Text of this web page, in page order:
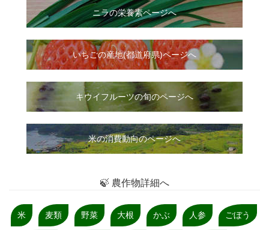
ニラの栄養素ページへ
いちごの産地(都道府県)ページへ
キウイフルーツの旬のページへ
米の消費動向のページへ
🍃 農作物詳細へ
米 麦類 野菜 大根 かぶ 人参 ごぼう